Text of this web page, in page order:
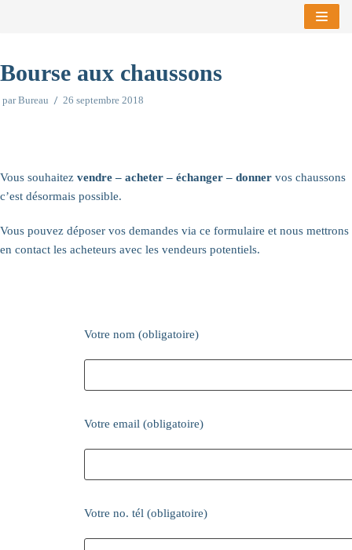
contenu
Bourse aux chaussons
parBureau 26 septembre 2018
Vous souhaitez vendre – acheter – échanger – donner vos chaussons
c’est désormais possible.
Vous pouvez déposer vos demandes via ce formulaire et nous mettrons
en contact les acheteurs avec les vendeurs potentiels.
Votre nom (obligatoire)
Votre email (obligatoire)
Votre no. tél (obligatoire)